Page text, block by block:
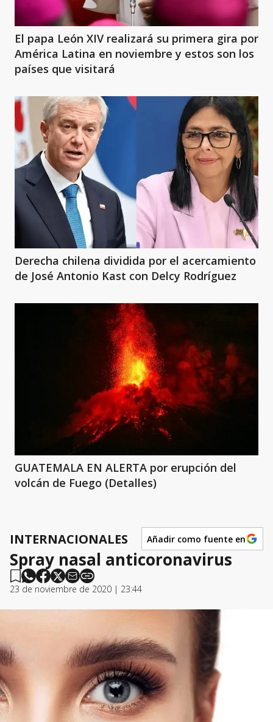
El papa León XIV realizará su primera gira por
América Latina en noviembre y estos son los
países que visitará
Derecha chilena dividida por el acercamiento
de José Antonio Kast con Delcy Rodríguez
GUATEMALA EN ALERTA por erupción del
volcán de Fuego (Detalles)
INTERNACIONALES Añadir como fuente en
Spray nasal anticoronavirus
23 de noviembre de 2020 | 23:44